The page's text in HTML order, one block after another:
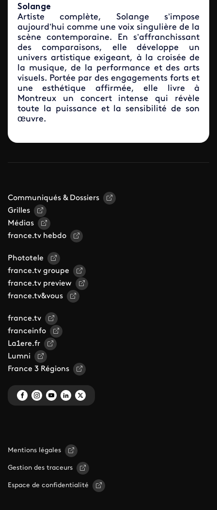
Solange
Artiste complète, Solange s’impose
aujourd’hui comme une voix singulière de la
scène contemporaine. En s’affranchissant
des comparaisons, elle développe un
univers artistique exigeant, à la croisée de
la musique, de la performance et des arts
visuels. Portée par des engagements forts et
une esthétique affirmée, elle livre à
Montreux un concert intense qui révèle
toute la puissance et la sensibilité de son
œuvre.
Communiqués & Dossiers
Grilles
Médias
france.tv hebdo
Phototele
france.tv groupe
france.tv preview
france.tv&vous
france.tv
franceinfo
La1ere.fr
Lumni
France 3 Régions
Mentions légales
Gestion des traceurs
Espace de confidentialité